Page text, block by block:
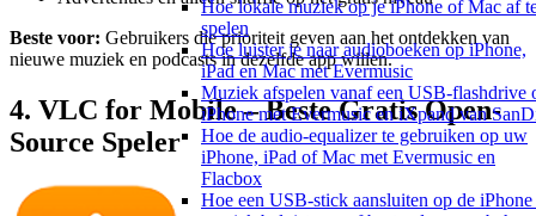
Hoe lokale muziek op je iPhone of Mac af
spelen
Hoe luister je naar audioboeken op iPhone,
iPad en Mac met Evermusic
Muziek afspelen vanaf een USB-flashdrive
iPhone met Evermusic en iXpand van
Hoe de audio-equalizer te gebruiken op uw
iPhone, iPad of Mac met Evermusic en
Flacbox
Hoe een USB-stick aansluiten op de iPhone
Beste voor: Gebruikers die prioriteit geven aan het ontdekken van
nieuwe muziek en podcasts in dezelfde app willen.
4. VLC for Mobile – Beste Gratis Open-
Source Speler